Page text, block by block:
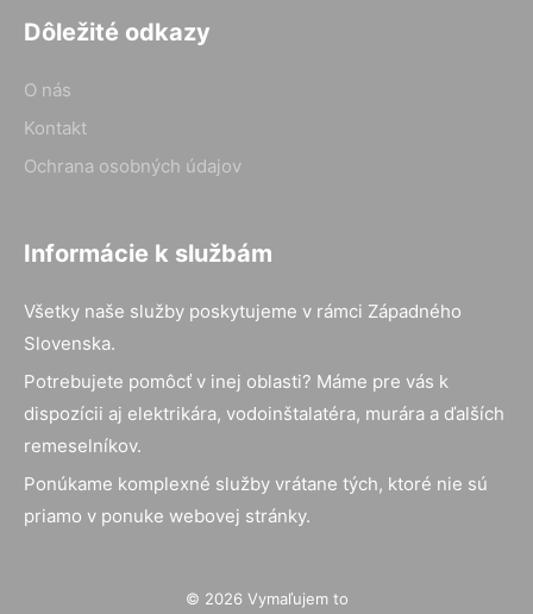
Dôležité odkazy
O nás
Kontakt
Ochrana osobných údajov
Informácie k službám
Všetky naše služby poskytujeme v rámci Západného
Slovenska.
Potrebujete pomôcť v inej oblasti? Máme pre vás k
dispozícii aj elektrikára, vodoinštalatéra, murára a ďalších
remeselníkov.
Ponúkame komplexné služby vrátane tých, ktoré nie sú
priamo v ponuke webovej stránky.
© 2026 Vymaľujem to